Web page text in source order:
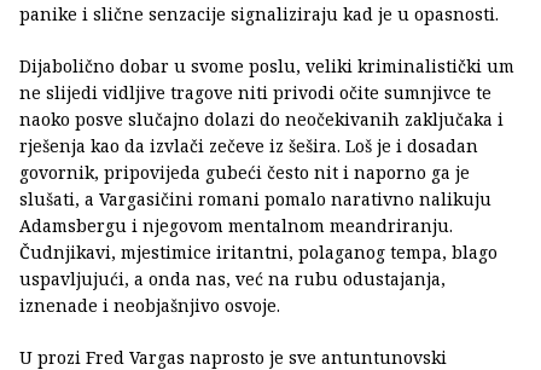
panike i slične senzacije signaliziraju kad je u opasnosti.
Dijabolično dobar u svome poslu, veliki kriminalistički um
ne slijedi vidljive tragove niti privodi očite sumnjivce te
naoko posve slučajno dolazi do neočekivanih zaključaka i
rješenja kao da izvlači zečeve iz šešira. Loš je i dosadan
govornik, pripovijeda gubeći često nit i naporno ga je
slušati, a Vargasičini romani pomalo narativno nalikuju
Adamsbergu i njegovom mentalnom meandriranju.
Čudnjikavi, mjestimice iritantni, polaganog tempa, blago
uspavljujući, a onda nas, već na rubu odustajanja,
iznenade i neobjašnjivo osvoje.
U prozi Fred Vargas naprosto je sve antuntunovski